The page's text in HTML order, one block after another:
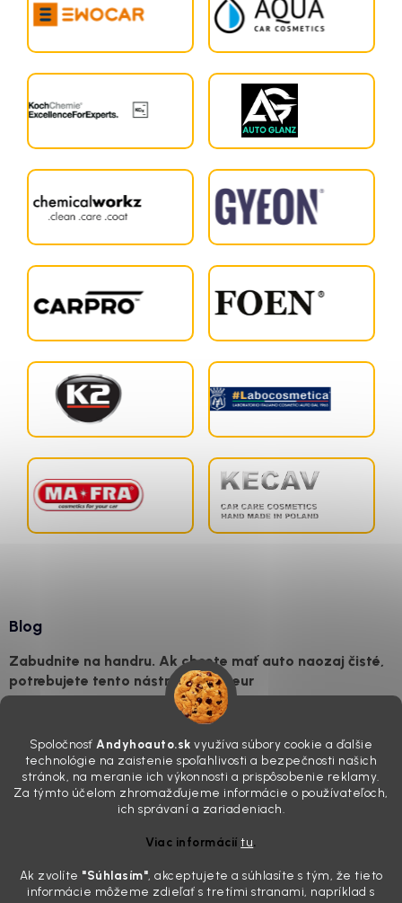
Spoločnosť Andyhoauto.sk využíva súbory cookie a ďalšie
technológie na zaistenie spoľahlivosti a bezpečnosti našich
stránok, na meranie ich výkonnosti a prispôsobenie reklamy.
Za týmto účelom zhromažďujeme informácie o používateľoch,
ich správaní a zariadeniach.
Viac informáciítu.
Ak zvolíte "Súhlasím", akceptujete a súhlasíte s tým, že tieto
informácie môžeme zdieľať s tretími stranami, napríklad s
Blog
Zabudnite na handru. Ak chcete mať auto naozaj čisté,
potrebujete tento nástroj za pár eur
„upratanom“ aute, no pri pohľade na palubnú dosku vás ide poraziť. V
mriežkach ventilácie, okolo tlačidiel a v švíkoch sedačiek na vás stále
drzo pozerá prach. Handra ani vysávač tam jednodu...
Detailing nemusí stáť výplatu: 5 kúskov autokozmetiky,
Sobotné ráno, káva v ruke a pred vami zaprášená kapota. Pre
niekoho nuda, pre nás najlepší relax. Lenže keď si v košíku spočítate